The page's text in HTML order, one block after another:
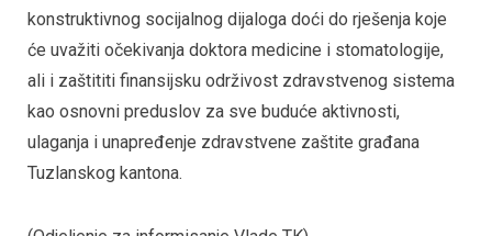
konstruktivnog socijalnog dijaloga doći do rješenja koje
će uvažiti očekivanja doktora medicine i stomatologije,
ali i zaštititi finansijsku održivost zdravstvenog sistema
kao osnovni preduslov za sve buduće aktivnosti,
ulaganja i unapređenje zdravstvene zaštite građana
Tuzlanskog kantona.